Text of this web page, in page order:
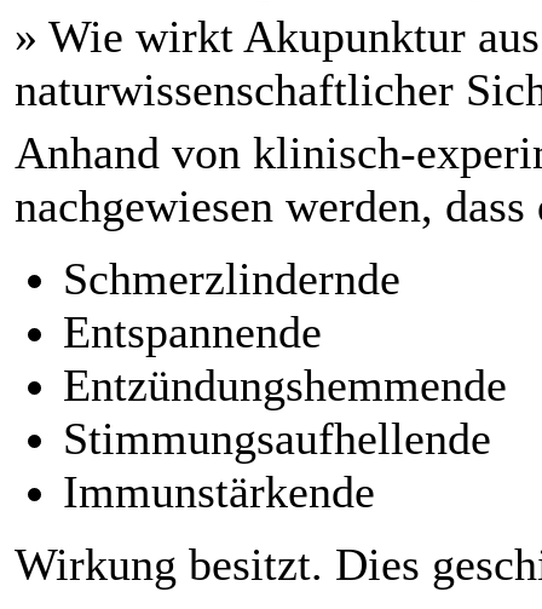
» Wie wirkt Akupunktur
naturwissenschaftlicher
Anhand von klinisch-
nachgewiesen werden,
Schmerzlindernde
Entspannende
Entzündungshemmende
Stimmungsaufhellende
Immunstärkende
Wirkung besitzt. Dies